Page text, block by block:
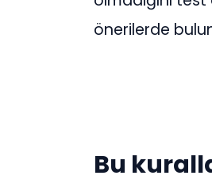
önerilerde
Bu